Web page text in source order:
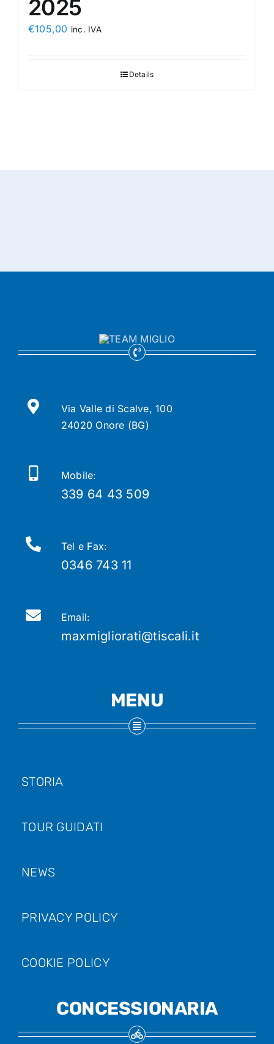
2025
€105,00 inc. IVA
Details
Via Valle di Scalve, 100
24020 Onore (BG)
Mobile:
339 64 43 509
Tel e Fax:
0346 743 11
Email:
maxmigliorati@tiscali.it
MENU
STORIA
TOUR GUIDATI
NEWS
PRIVACY POLICY
COOKIE POLICY
CONCESSIONARIA